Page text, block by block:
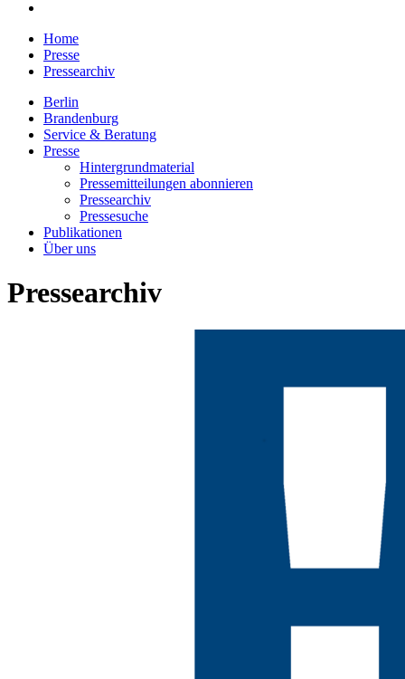
Home
Presse
Pressearchiv
Berlin
Brandenburg
Service & Beratung
Presse
Hintergrundmaterial
Pressemitteilungen abonnieren
Pressearchiv
Pressesuche
Publikationen
Über uns
Pressearchiv